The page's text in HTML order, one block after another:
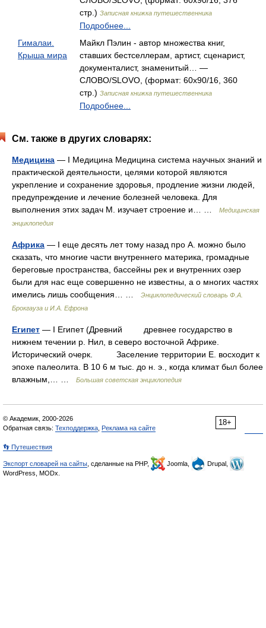
стр.) Записная книжка путешественника
Подробнее...
Гималаи.
Крыша мира
Майкл Пэлин - автор множества книг,
ставших бестселлерам, артист, сценарист,
документалист, знаменитый… —
СЛОВО/SLOVO, (формат: 60x90/16, 360
стр.) Записная книжка путешественника
Подробнее...
См. также в других словарях:
Медицина — I Медицина Медицина система научных знаний и
практической деятельности, целями которой являются
укрепление и сохранение здоровья, продление жизни людей,
предупреждение и лечение болезней человека. Для
выполнения этих задач М. изучает строение и… …
Медицинская
энциклопедия
Африка — I еще десять лет тому назад про А. можно было
сказать, что многие части внутреннего материка, громадные
береговые пространства, бассейны рек и внутренних озер
были для нас еще совершенно не известны, а о многих частях
имелись лишь сообщения… …
Энциклопедический словарь Ф.А.
Брокгауза и И.А. Ефрона
Египет — I Египет (Древний древнее государство в
нижнем течении р. Нил, в северо восточной Африке.
Исторический очерк. Заселение территории Е. восходит к
эпохе палеолита. В 10 6 м тыс. до н. э., когда климат был более
влажным,… …
Большая советская энциклопедия
18+
© Академик, 2000-2026
Обратная связь: Техподдержка Реклама на сайте
👣 Путешествия
Экспорт словарей на сайты , сделанные на PHP, Joomla,
Drupal,
WordPress, MODx.